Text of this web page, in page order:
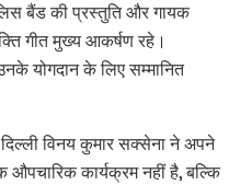
बैंड की प्रस्तुति और गायक
गीत मुख्य आकर्षण रहे।
योगदान के लिए सम्मानित
विनय कुमार सक्सेना ने अपने
कार्यक्रम नहीं है, बल्कि